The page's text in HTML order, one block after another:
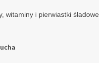
witaminy i pierwiastki śladowe,